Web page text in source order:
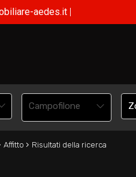
aedes.it |
Campofilone
Affitto › Risultati della ricerca